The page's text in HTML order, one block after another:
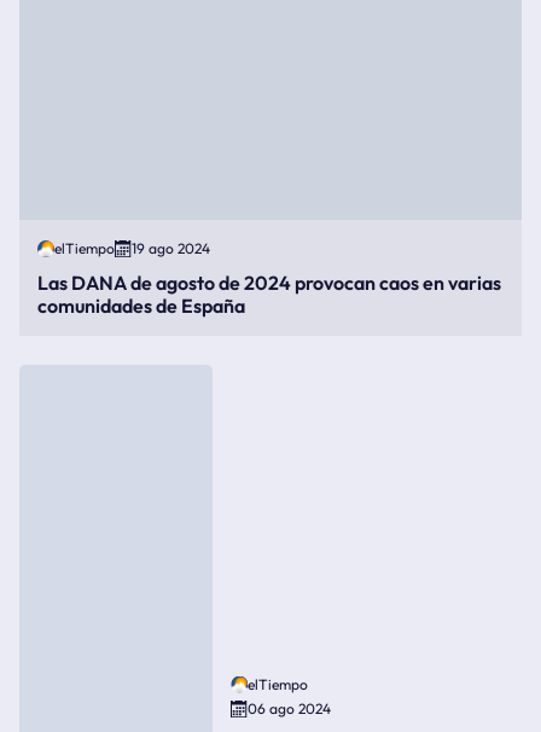
elTiempo 19 ago 2024
Las DANA de agosto de 2024 provocan caos en varias
comunidades de España
elTiempo
06 ago 2024